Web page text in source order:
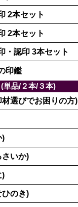
2本セット
2本セット
・認印 3本セット
印鑑
単品/２本/３本)
選びでお困りの方)
)
いか)
)
のき)